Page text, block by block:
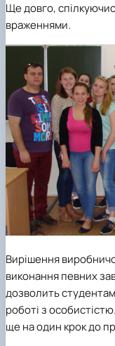
Ще довго,
враженнями.
Вирішення
виконання певних
дозволить
роботі з
ще на один крок до